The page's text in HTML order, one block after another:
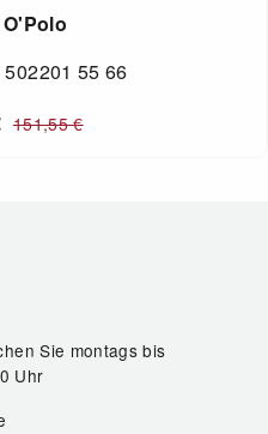
55 66
151,55€
Sie montags bis
Uhr